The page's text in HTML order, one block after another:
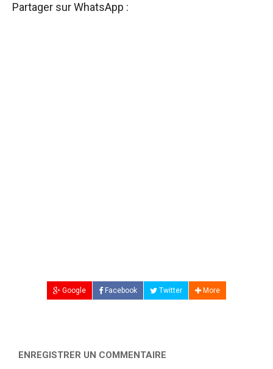
Partager sur WhatsApp :
Google Facebook Twitter More
ENREGISTRER UN COMMENTAIRE